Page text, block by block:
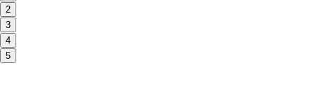
2
3
4
5